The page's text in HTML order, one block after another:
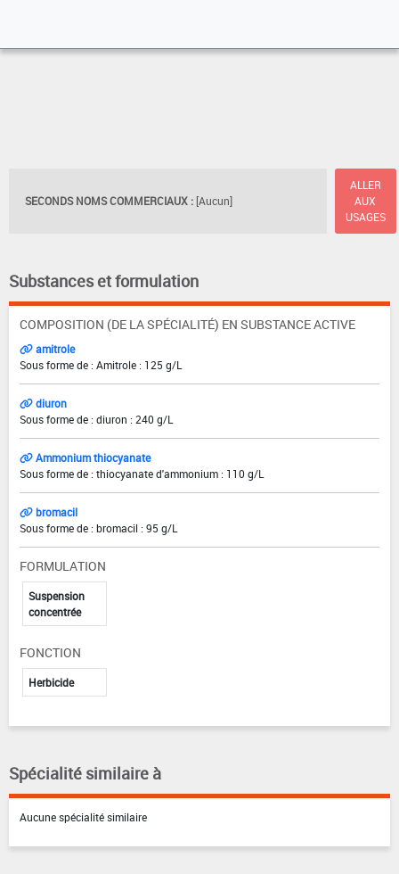
SECONDS NOMS COMMERCIAUX : [Aucun]
ALLER
AUX
USAGES
Substances et formulation
COMPOSITION (DE LA SPÉCIALITÉ) EN SUBSTANCE ACTIVE
amitrole
Sous forme de : Amitrole : 125 g/L
diuron
Sous forme de : diuron : 240 g/L
Ammonium thiocyanate
Sous forme de : thiocyanate d'ammonium : 110 g/L
bromacil
Sous forme de : bromacil : 95 g/L
FORMULATION
Suspension
concentrée
FONCTION
Herbicide
Spécialité similaire à
Aucune spécialité similaire